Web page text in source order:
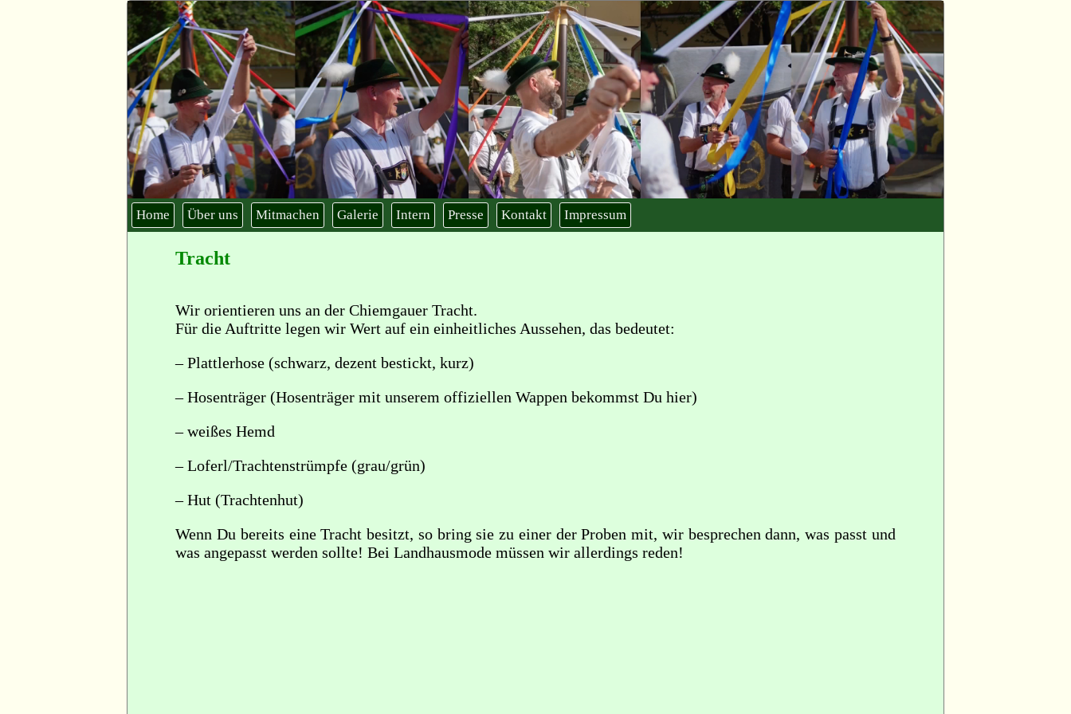
Home Über uns Mitmachen Galerie Intern Presse Kontakt Impressum
Tracht
Wir orientieren uns an der Chiemgauer Tracht.
Für die Auftritte legen wir Wert auf ein einheitliches Aussehen, das bedeutet:
– Plattlerhose (schwarz, dezent bestickt, kurz)
– Hosenträger (Hosenträger mit unserem offiziellen Wappen bekommst Du hier)
– weißes Hemd
– Loferl/Trachtenstrümpfe (grau/grün)
– Hut (Trachtenhut)
Wenn Du bereits eine Tracht besitzt, so bring sie zu einer der Proben mit, wir besprechen dann, was passt und
was angepasst werden sollte! Bei Landhausmode müssen wir allerdings reden!